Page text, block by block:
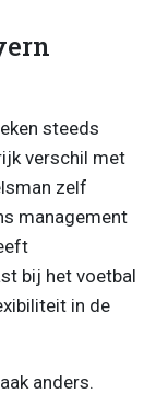
steeds
verschil met
zelf
management
bij het voetbal
in de
anders.